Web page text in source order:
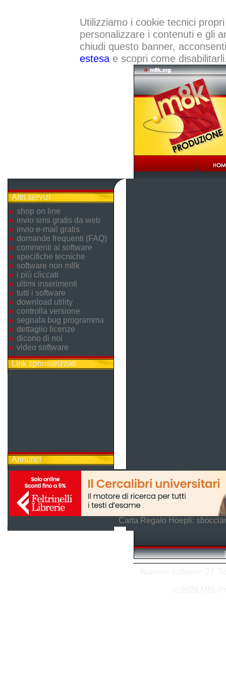
Utilizziamo i cookie tecnici
personalizzare i contenuti e gli
chiudi questo banner,
estesae scopri come
Altri servizi
shop on line
invio sms gratis da web
invio e-mail gratis
domande frequenti (FAQ)
commenti ai software
specifiche tecniche
software non m8k
i più cliccati
ultimi inserimenti
tutti i software
download utility
controlla versione
segnala bug programma
dettaglio licenze
dicono di noi
video software
Link sponsorizzati
Annunci
Carta Regalo Hoepli:
[